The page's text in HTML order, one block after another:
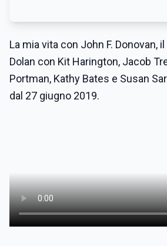
La mia vita con John F. Donovan,
Dolan con Kit Harington, Jacob
Portman, Kathy Bates e Susan
dal 27 giugno 2019.